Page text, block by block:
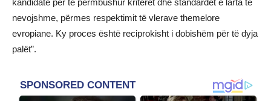
kandidate për të përmbushur kriteret dhe standardet e larta të
nevojshme, përmes respektimit të vlerave themelore
evropiane. Ky proces është reciprokisht i dobishëm për të dyja
palët”.